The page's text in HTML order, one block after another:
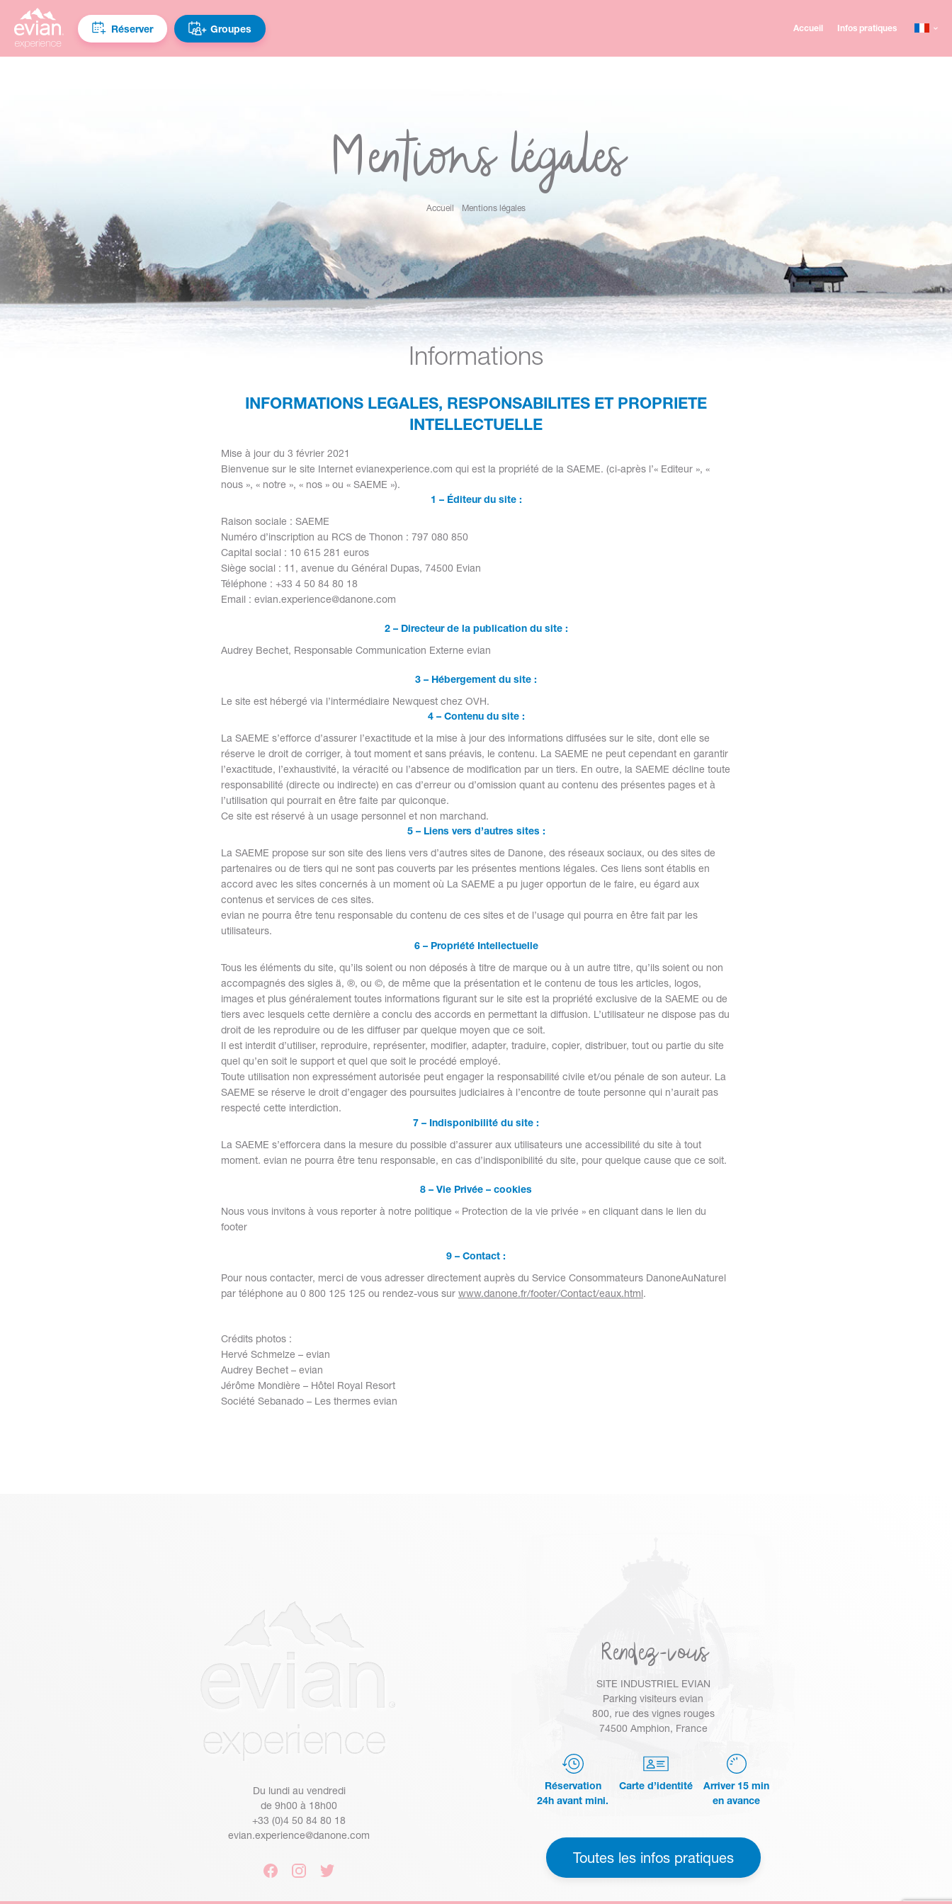
Réserver Groupes Accueil Infos pratiques
Mentions légales
Accueil Mentions légales
Informations
INFORMATIONS LEGALES, RESPONSABILITES ET PROPRIETE
INTELLECTUELLE
Mise à jour du 3 février 2021
Bienvenue sur le site Internet evianexperience.com qui est la propriété de la SAEME. (ci-après l’« Editeur », «
nous », « notre », « nos » ou « SAEME »).
1 – Éditeur du site :
Raison sociale : SAEME
Numéro d’inscription au RCS de Thonon : 797 080 850
Capital social : 10 615 281 euros
Siège social : 11, avenue du Général Dupas, 74500 Evian
Téléphone : +33 4 50 84 80 18
Email : evian.experience@danone.com
2 – Directeur de la publication du site :
Audrey Bechet, Responsable Communication Externe evian
3 – Hébergement du site :
Le site est hébergé via l’intermédiaire Newquest chez OVH.
4 – Contenu du site :
La SAEME s’efforce d’assurer l’exactitude et la mise à jour des informations diffusées sur le site, dont elle se
réserve le droit de corriger, à tout moment et sans préavis, le contenu. La SAEME ne peut cependant en garantir
l’exactitude, l’exhaustivité, la véracité ou l’absence de modification par un tiers. En outre, la SAEME décline toute
responsabilité (directe ou indirecte) en cas d’erreur ou d’omission quant au contenu des présentes pages et à
l’utilisation qui pourrait en être faite par quiconque.
Ce site est réservé à un usage personnel et non marchand.
5 – Liens vers d’autres sites :
La SAEME propose sur son site des liens vers d’autres sites de Danone, des réseaux sociaux, ou des sites de
partenaires ou de tiers qui ne sont pas couverts par les présentes mentions légales. Ces liens sont établis en
accord avec les sites concernés à un moment où La SAEME a pu juger opportun de le faire, eu égard aux
contenus et services de ces sites.
evian ne pourra être tenu responsable du contenu de ces sites et de l’usage qui pourra en être fait par les
utilisateurs.
6 – Propriété Intellectuelle
Tous les éléments du site, qu’ils soient ou non déposés à titre de marque ou à un autre titre, qu’ils soient ou non
accompagnés des sigles ä, ®, ou ©, de même que la présentation et le contenu de tous les articles, logos,
images et plus généralement toutes informations figurant sur le site est la propriété exclusive de la SAEME ou de
tiers avec lesquels cette dernière a conclu des accords en permettant la diffusion. L’utilisateur ne dispose pas du
droit de les reproduire ou de les diffuser par quelque moyen que ce soit.
Il est interdit d’utiliser, reproduire, représenter, modifier, adapter, traduire, copier, distribuer, tout ou partie du site
quel qu’en soit le support et quel que soit le procédé employé.
Toute utilisation non expressément autorisée peut engager la responsabilité civile et/ou pénale de son auteur. La
SAEME se réserve le droit d’engager des poursuites judiciaires à l’encontre de toute personne qui n’aurait pas
respecté cette interdiction.
7 – Indisponibilité du site :
La SAEME s’efforcera dans la mesure du possible d’assurer aux utilisateurs une accessibilité du site à tout
moment. evian ne pourra être tenu responsable, en cas d’indisponibilité du site, pour quelque cause que ce soit.
8 – Vie Privée – cookies
Nous vous invitons à vous reporter à notre politique « Protection de la vie privée » en cliquant dans le lien du
footer
9 – Contact :
Pour nous contacter, merci de vous adresser directement auprès du Service Consommateurs DanoneAuNaturel
par téléphone au 0 800 125 125 ou rendez-vous sur www.danone.fr/footer/Contact/eaux.html.
Crédits photos :
Hervé Schmelze – evian
Audrey Bechet – evian
Jérôme Mondière – Hôtel Royal Resort
Société Sebanado – Les thermes evian
Du lundi au vendredi
de 9h00 à 18h00
+33 (0)4 50 84 80 18
evian.experience@danone.com
Rendez-vous
SITE INDUSTRIEL EVIAN
Parking visiteurs evian
800, rue des vignes rouges
74500 Amphion, France
Réservation
24h avant mini.
Carte d’identité
Arriver 15 min
en avance
Toutes les infos pratiques